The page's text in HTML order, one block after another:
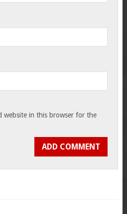
website in this browser for the